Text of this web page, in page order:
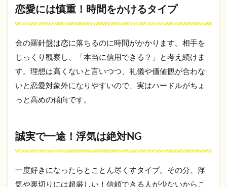
2.2
誠実
途！
は絶
対NG
2.3
ポジ
惹か
3
【2025
恋愛には慎重！時間をかけるタイプ
金の羅針盤は恋に落ちるのに時間がかかります。相手を
じっくり観察し、「本当に信用できる？」と考え続けま
す。理想は高くないと言いつつ、礼儀や価値観が合わな
いと恋愛対象外になりやすいので、実はハードルがちょ
っと高めの傾向です。
誠実で一途！浮気は絶対NG
一度好きになったらとことん尽くすタイプ。その分、浮
気や裏切りには超厳しい！信頼できる人が少ないからこ